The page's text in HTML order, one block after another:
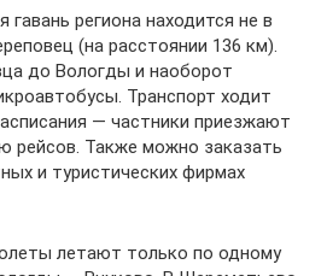
региона находится не в
(на расстоянии 136 км).
до Вологды и наоборот
Транспорт ходит
— частники приезжают
рейсов. Также можно заказать
и туристических фирмах
летают только по одному